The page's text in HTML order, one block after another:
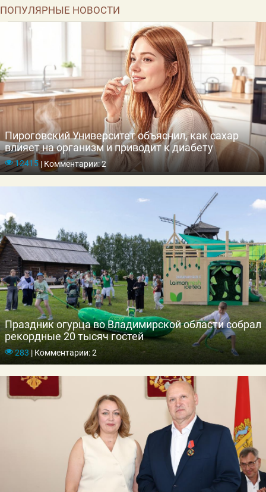
ПОПУЛЯРНЫЕ НОВОСТИ
Пироговский Университет объяснил, как сахар
влияет на организм и приводит к диабету
12415|Комментарии: 2
Праздник огурца во Владимирской области собрал
рекордные 20 тысяч гостей
283 |Комментарии: 2